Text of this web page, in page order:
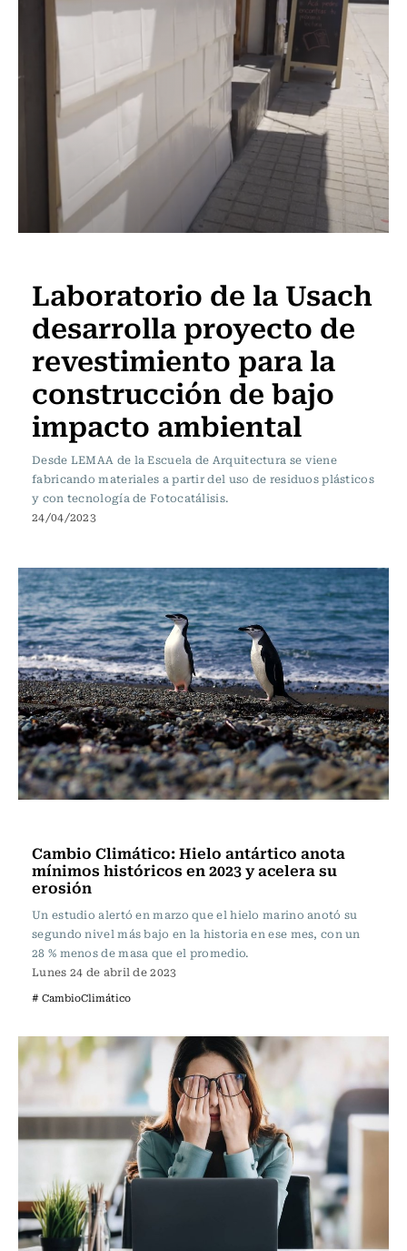
Laboratorio de la Usach
desarrolla proyecto de
revestimiento para la
construcción de bajo
impacto ambiental
Desde LEMAA de la Escuela de Arquitectura se viene
fabricando materiales a partir del uso de residuos plásticos
y con tecnología de Fotocatálisis.
24/04/2023
Cambio Climático: Hielo antártico anota
mínimos históricos en 2023 y acelera su
erosión
Un estudio alertó en marzo que el hielo marino anotó su
segundo nivel más bajo en la historia en ese mes, con un
28 % menos de masa que el promedio.
Lunes 24 de abril de 2023
# CambioClimático